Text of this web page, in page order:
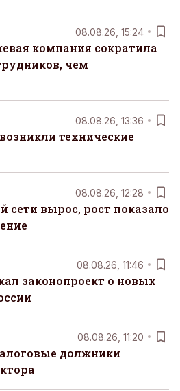
08.08.26, 15:24
компания сократила
чем
08.08.26, 13:36
технические
08.08.26, 12:28
сети вырос, рост показало
08.08.26, 11:46
законопроект о новых
08.08.26, 11:20
должники